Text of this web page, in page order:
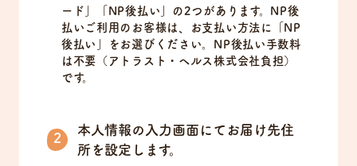
ード」「NP後払い」の2つがあります。NP後
払いご利用のお客様は、お支払い方法に「NP
後払い」をお選びください。NP後払い手数料
は不要（アトラスト・ヘルス株式会社負担）
です。
本人情報の入力画面にてお届け先住
所を設定します。